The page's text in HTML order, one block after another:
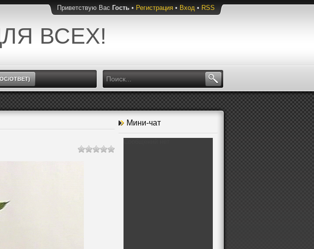
Приветствую Вас Гость • Регистрация • Вход • RSS
ВСЕХ!
ОТВЕТ)
Мини-чат